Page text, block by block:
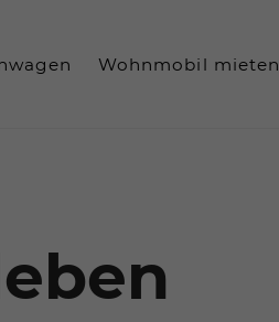
Wohnmobil mieten